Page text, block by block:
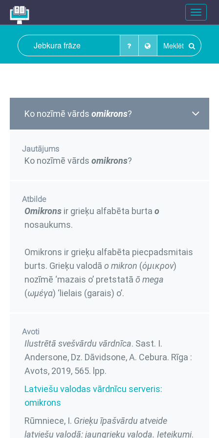
Toggle
Meklēt
Ko nozīmē vārds omikrons?
Jautājums
Ko nozīmē vārds omikrons?
Atbilde
Omikrons ir grieķu alfabēta burta ο
nosaukums.
Omikrons ir grieķu alfabēta piecpadsmitais
burts. Grieķu valodā o mikron (όμικρον)
nozīmē ‘mazais o’ pretstatā ō mega
(ωμέγα) ‘lielais (garais) o’.
Avoti
Ilustrētā svešvārdu vārdnīca. Sast. I.
Andersone, Dz. Dāvidsone, A. Cebura. Rīga :
Avots, 2019, 565. lpp.
Latviešu valodas vārdnīcu serveris:
omikrons
Rūmniece, I. Grieķu īpašvārdu atveide
latviešu valodā: jaungrieķu valoda. Ieteikumi.